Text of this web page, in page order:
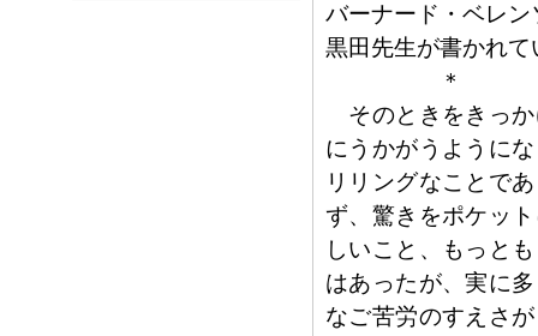
バーナード・ベレ
黒田先生が書かれ
＊
そのときをきっか
にうかがうように
リリングなことで
ず、驚きをポケッ
しいこと、もっと
はあったが、実に
なご苦労のすえさ